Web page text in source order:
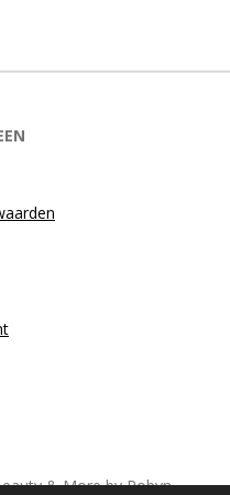
& More by Robyn